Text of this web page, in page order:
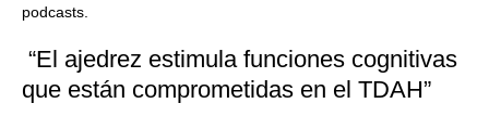
podcasts.
“El ajedrez estimula funciones cognitivas
que están comprometidas en el TDAH”